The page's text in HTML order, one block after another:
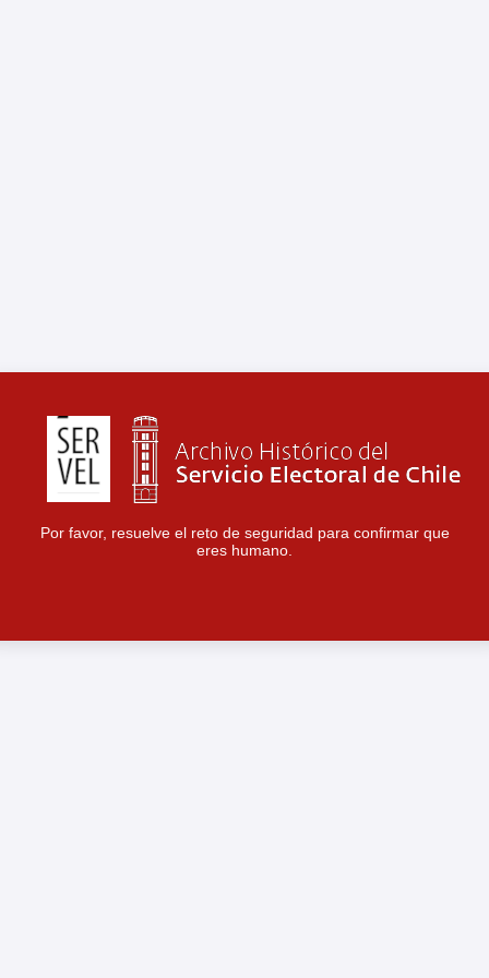
Por favor, resuelve el reto de seguridad para confirmar que
eres humano.